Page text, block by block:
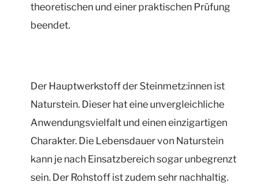
theoretischen und einer praktischen Prüfung
beendet.
Der Hauptwerkstoff der Steinmetz:innen ist
Naturstein. Dieser hat eine unvergleichliche
Anwendungsvielfalt und einen einzigartigen
Charakter. Die Lebensdauer von Naturstein
kann je nach Einsatzbereich sogar unbegrenzt
sein. Der Rohstoff ist zudem sehr nachhaltig.